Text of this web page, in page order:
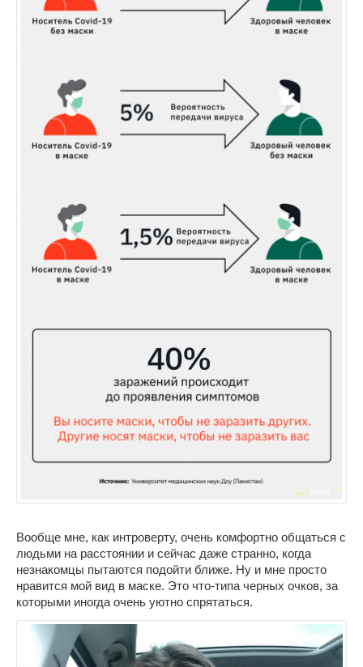
Вообще мне, как интроверту, очень комфортно общаться с
людьми на расстоянии и сейчас даже странно, когда
незнакомцы пытаются подойти ближе. Ну и мне просто
нравится мой вид в маске. Это что-типа черных очков, за
которыми иногда очень уютно спрятаться.